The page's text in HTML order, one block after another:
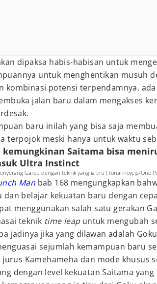
dipaksa habis-habisan untuk
untuk menghentikan musuh
kombinasi potensi terpendamnya,
jalan baru dalam mengakses
baru inilah yang bisa saja
terpojok meski hanya untuk waktu
kemungkinan Saitama bisa
Ultra Instinct
Garou dengan teknik yang ia tiru ( tonarinoyj.jp/One
Man bab 168 mengungkapkan
dan belajar kekuatan baru dengan
menggunakan salah satu gerakan
teknik time leap untuk mengubah
jadinya jika yang dilawan adalah
sejumlah kemampuan baru
jurus Kamehameha dan mode khusus
dengan level kekuatan Saitama